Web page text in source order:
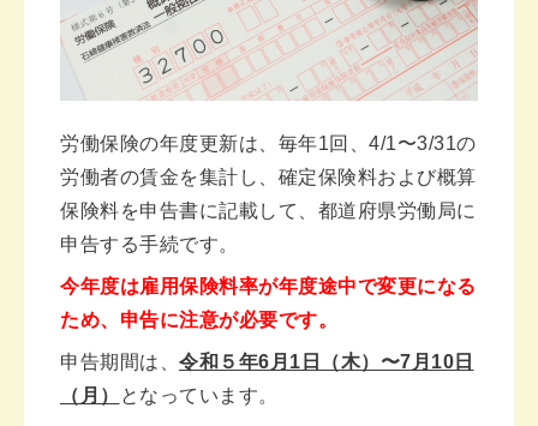
労働保険の年度更新は、毎年1回、4/1〜3/31の
労働者の賃金を集計し、確定保険料および概算
保険料を申告書に記載して、都道府県労働局に
申告する手続です。
今年度は雇用保険料率が年度途中で変更になる
ため、申告に注意が必要です。
申告期間は、 令和５年6月1日（木）〜7月10日
（月）
となっています。